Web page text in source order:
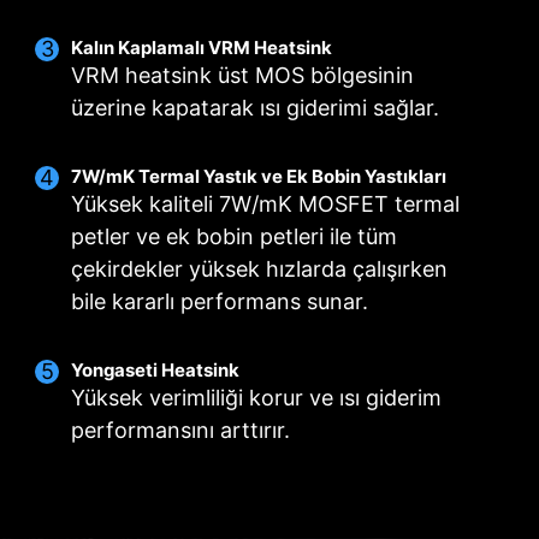
Kalın Kaplamalı VRM Heatsink
VRM heatsink üst MOS bölgesinin
üzerine kapatarak ısı giderimi sağlar.
7W/mK Termal Yastık ve Ek Bobin Yastıkları
Yüksek kaliteli 7W/mK MOSFET termal
petler ve ek bobin petleri ile tüm
çekirdekler yüksek hızlarda çalışırken
bile kararlı performans sunar.
Yongaseti Heatsink
Yüksek verimliliği korur ve ısı giderim
performansını arttırır.
CPU SOĞUTUCU İÇİN
SIVI SOĞUTUCU İÇİN
3A güç iletimi /
SİSTEM FANLARI İÇİN
ÖZEL EZ CONN. -
Farklı kullanım durumları için 5 adede kadar
profil depolayın.
Akıllı Fan
5 nokta ile fan ısı eğrisini ayarlama olanağı
Belirlenen yüzdeye göre ısıyı manuel olarak
değiştirme olanağı
MSI Center Modu
Fan ayarlarını kullanıcı senaryosunda belirtilen
BIOS Modu
Fan ayarlarını BIOS değerlerine uyumlandırır.
Kullanıcı Tercihi
Fan ayarlarını kullanıcının belirlediği değerlere
göre değiştirir.